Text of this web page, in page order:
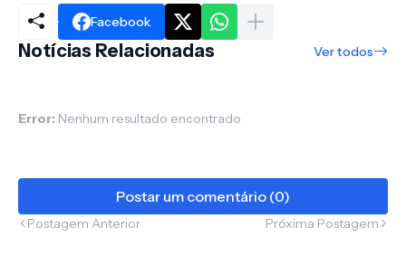
Facebook
Notícias Relacionadas Ver todos
Error: Nenhum resultado encontrado
Postar um comentário (0)
Postagem Anterior Próxima Postagem